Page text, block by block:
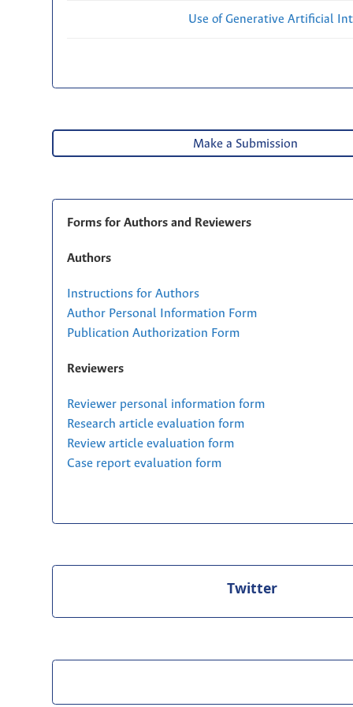
Use of Generative Artificial
Make a Submission
Forms for Authors and Reviewers
Authors
Instructions for Authors
Author Personal Information Form
Publication Authorization Form
Reviewers
Reviewer personal information form
Research article evaluation form
Review article evaluation form
Case report evaluation form
Twitter